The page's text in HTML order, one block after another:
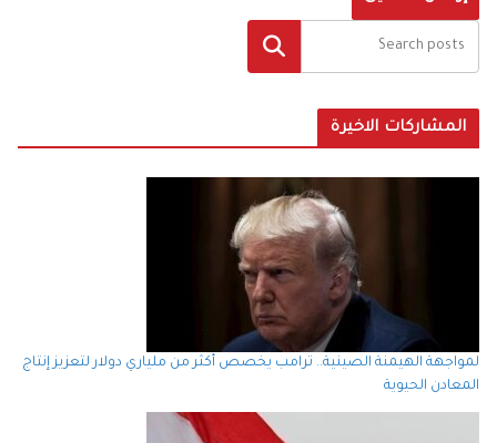
البحث
المشاركات الاخيرة
لمواجهة الهيمنة الصينية.. ترامب يخصص أكثر من ملياري دولار لتعزيز إنتاج
المعادن الحيوية